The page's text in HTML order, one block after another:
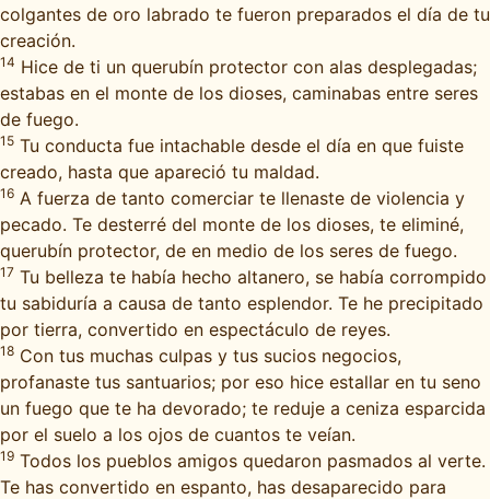
colgantes de oro labrado te fueron preparados el día de tu
creación.
14 Hice de ti un querubín protector con alas desplegadas;
estabas en el monte de los dioses, caminabas entre seres
de fuego.
15 Tu conducta fue intachable desde el día en que fuiste
creado, hasta que apareció tu maldad.
16 A fuerza de tanto comerciar te llenaste de violencia y
pecado. Te desterré del monte de los dioses, te eliminé,
querubín protector, de en medio de los seres de fuego.
17 Tu belleza te había hecho altanero, se había corrompido
tu sabiduría a causa de tanto esplendor. Te he precipitado
por tierra, convertido en espectáculo de reyes.
18 Con tus muchas culpas y tus sucios negocios,
profanaste tus santuarios; por eso hice estallar en tu seno
un fuego que te ha devorado; te reduje a ceniza esparcida
por el suelo a los ojos de cuantos te veían.
19 Todos los pueblos amigos quedaron pasmados al verte.
Te has convertido en espanto, has desaparecido para